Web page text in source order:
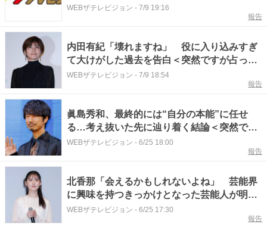
ってもいいですか？＞
WEBザテレビジョン - 7/9 19:16
報告
内田有紀「壊れますね」 役に入り込みすぎ
て大けがした過去を告白＜突然ですが占って
もいいですか？＞
WEBザテレビジョン - 7/9 18:54
報告
眞島秀和、最終的には“自分の本能”に任せ
る…考え抜いた先に辿り着く結論＜突然です
が占ってもいいですか？＞
WEBザテレビジョン - 6/25 18:00
報告
北香那「会えるかもしれないよね」 芸能界
に興味を持つきっかけとなった芸能人が明ら
かに＜突然ですが占ってもいいですか？＞
WEBザテレビジョン - 6/25 17:30
報告